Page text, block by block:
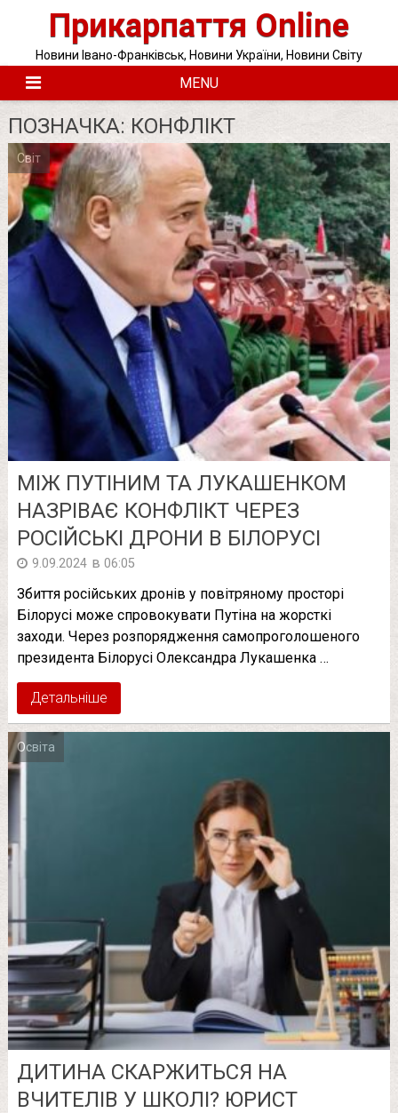
Прикарпаття Online
Новини Івано-Франківськ, Новини України, Новини Світу
MENU
ПОЗНАЧКА: КОНФЛІКТ
Світ
МІЖ ПУТІНИМ ТА ЛУКАШЕНКОМ
НАЗРІВАЄ КОНФЛІКТ ЧЕРЕЗ
РОСІЙСЬКІ ДРОНИ В БІЛОРУСІ
9.09.2024 в 06:05
Збиття російських дронів у повітряному просторі
Білорусі може спровокувати Путіна на жорсткі
заходи. Через розпорядження самопроголошеного
президента Білорусі Олександра Лукашенка …
Детальніше
Освіта
ДИТИНА СКАРЖИТЬСЯ НА
ВЧИТЕЛІВ У ШКОЛІ? ЮРИСТ
Posts
pagination